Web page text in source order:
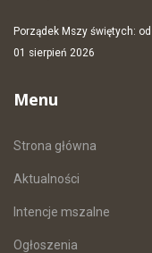
Porządek Mszy świętych:
01 sierpień 2026
Menu
Strona główna
Aktualności
Intencje mszalne
Ogłoszenia